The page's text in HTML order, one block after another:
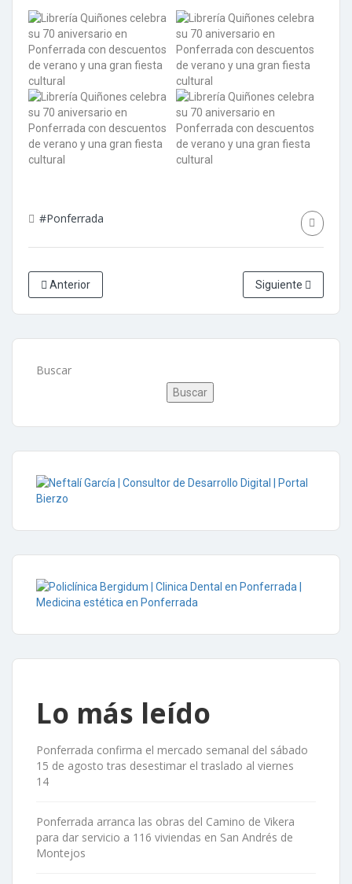
#Ponferrada
Anterior Siguiente
Buscar
Buscar
Lo más leído
Ponferrada confirma el mercado semanal del sábado
15 de agosto tras desestimar el traslado al viernes
14
Ponferrada arranca las obras del Camino de Vikera
para dar servicio a 116 viviendas en San Andrés de
Montejos